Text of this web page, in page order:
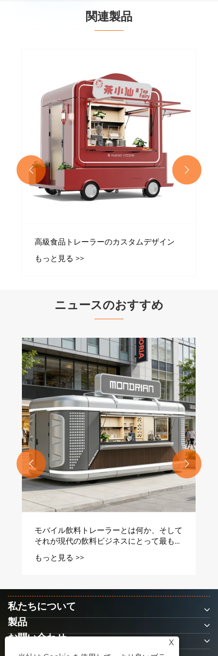
関連製品
高級食品トレーラーのカスタムデザイン
もっと見る >>
 
ニュースのおすすめ
モバイル飲料トレーラーとは何か、そして
それが現代の飲料ビジネスにとって最も賢
もっと見る >>
 
私たちについて
製品
お問い合わせ
フォローする
X